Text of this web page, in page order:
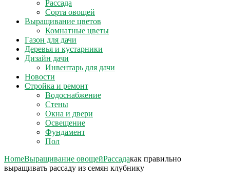
Рассада
Сорта овощей
Выращивание цветов
Комнатные цветы
Газон для дачи
Деревья и кустарники
Дизайн дачи
Инвентарь для дачи
Новости
Стройка и ремонт
Водоснабжение
Стены
Окна и двери
Освещение
Фундамент
Пол
HomeВыращивание овощейРассадакак правильно
выращивать рассаду из семян клубнику